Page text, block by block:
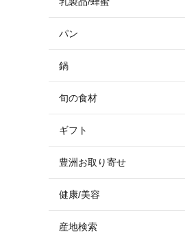
パン
鍋
旬の食材
ギフト
豊洲お取り寄せ
健康/美容
産地検索